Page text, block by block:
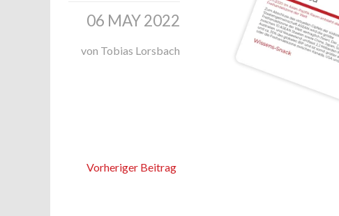
06 MAY 2022
von Tobias Lorsbach
Vorheriger Beitrag